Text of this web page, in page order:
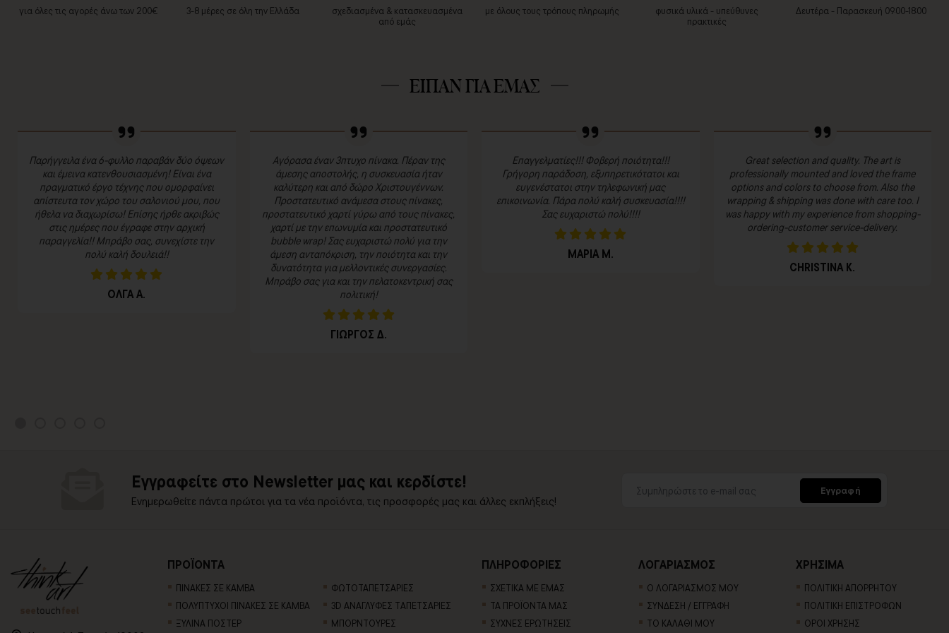
για όλες τις αγορές άνω των 200€ 3-8 μέρες σε όλη την Ελλάδα
σχεδιασμένα & κατασκευασμένα
από εμάς
με όλους τους τρόπους πληρωμής
φυσικά υλικά - υπεύθυνες
πρακτικές
Δευτέρα - Παρασκευή 09:00-18:00
ΕΙΠΑΝ ΓΙΑ ΕΜΑΣ
Παρήγγειλα ένα 6-φυλλο παραβάν δύο όψεων
και έμεινα κατενθουσιασμένη! Είναι ένα
πραγματικό έργο τέχνης που ομορφαίνει
απίστευτα τον χώρο του σαλονιού μου, που
ήθελα να διαχωρίσω! Επίσης ήρθε ακριβώς
στις ημέρες που έγραφε στην αρχική
παραγγελία!! Μπράβο σας, συνεχίστε την
πολύ καλή δουλειά!!
ΟΛΓΑ Α.
Αγόρασα έναν 3πτυχο πίνακα. Πέραν της
άμεσης αποστολής, η συσκευασία ήταν
καλύτερη και από δώρο Χριστουγέννων.
Προστατευτικό ανάμεσα στους πίνακες,
προστατευτικό χαρτί γύρω από τους πίνακες,
χαρτί με την επωνυμία και προστατευτικό
bubble wrap! Σας ευχαριστώ πολύ για την
άμεση ανταπόκριση, την ποιότητα και την
δυνατότητα για μελλοντικές συνεργασίες.
Μπράβο σας για και την πελατοκεντρική σας
πολιτική!
ΓΙΩΡΓΟΣ Δ.
Επαγγελματίες!!! Φοβερή ποιότητα!!!
Γρήγορη παράδοση, εξυπηρετικότατοι και
ευγενέστατοι στην τηλεφωνική μας
επικοινωνία. Πάρα πολύ καλή συσκευασία!!!!
Σας ευχαριστώ πολύ!!!!
ΜΑΡΙΑ Μ.
Great selection and quality. The art is
professionally mounted and loved the frame
options and colors to choose from. Also the
wrapping & shipping was done with care too. I
was happy with my experience from shopping-
ordering-customer service-delivery.
CHRISTINA K.
Εγγραφείτε στο Newsletter μας και κερδίστε!
Ενημερωθείτε πάντα πρώτοι για τα νέα προϊόντα, τις προσφορές μας και άλλες εκπλήξεις!
Εγγραφή
ΠΡΟΪΟΝΤΑ
ΠΙΝΑΚΕΣ ΣΕ ΚΑΜΒΑ
ΠΟΛΥΠΤΥΧΟΙ ΠΙΝΑΚΕΣ ΣΕ ΚΑΜΒΑ
ΞΥΛΙΝΑ ΠΟΣΤΕΡ
ΦΩΤΟΤΑΠΕΤΣΑΡΙΕΣ
3D AΝΑΓΛΥΦΕΣ TΑΠΕΤΣΑΡΙΕΣ
ΜΠΟΡΝΤΟΥΡΕΣ
ΠΛΗΡΟΦΟΡΙΕΣ
ΣΧΕΤΙΚΑ ΜΕ ΕΜΑΣ
ΤΑ ΠΡΟΪΟΝΤΑ ΜΑΣ
ΣΥΧΝΕΣ ΕΡΩΤΗΣΕΙΣ
ΛΟΓΑΡΙΑΣΜΟΣ
Ο ΛΟΓΑΡΙΑΣΜΟΣ ΜΟΥ
ΣΥΝΔΕΣΗ / ΕΓΓΡΑΦΗ
ΤΟ ΚΑΛΑΘΙ ΜΟΥ
ΧΡΗΣΙΜΑ
ΠΟΛΙΤΙΚΗ ΑΠΟΡΡΗΤΟΥ
ΠΟΛΙΤΙΚΗ ΕΠΙΣΤΡΟΦΩΝ
ΟΡΟΙ ΧΡΗΣΗΣ